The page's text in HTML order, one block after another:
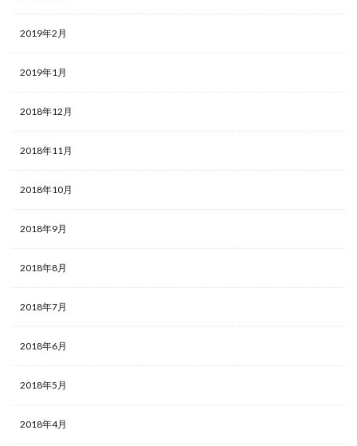
2019年2月
2019年1月
2018年12月
2018年11月
2018年10月
2018年9月
2018年8月
2018年7月
2018年6月
2018年5月
2018年4月